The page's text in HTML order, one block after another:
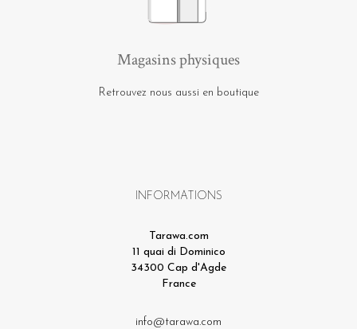
Magasins physiques
Retrouvez nous aussi en boutique
INFORMATIONS
Tarawa.com
11 quai di Dominico
34300 Cap d'Agde
France
info@tarawa.com